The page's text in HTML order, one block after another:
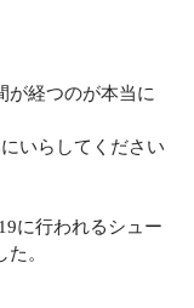
が経つのが本当に
いらしてください
に行われるシュー
。